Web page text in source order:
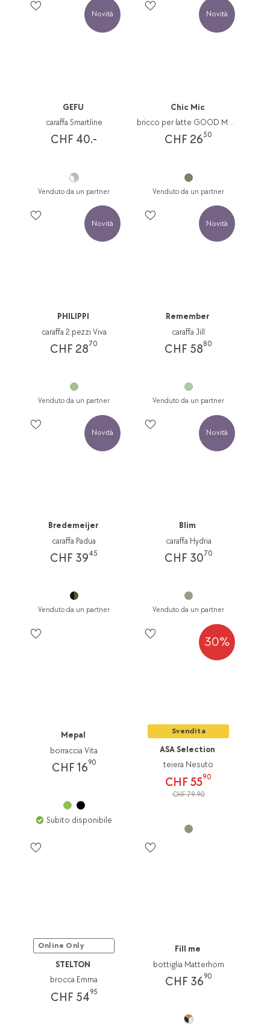
Novità
GEFU
caraffa Smartline
CHF 40.-
Venduto da un partner
Novità
Chic Mic
bricco per latte GOOD MOOD
CHF 2650
Venduto da un partner
Novità
PHILIPPI
caraffa 2 pezzi Viva
CHF 2870
Venduto da un partner
Novità
Remember
caraffa Jill
CHF 5880
Venduto da un partner
Novità
Bredemeijer
caraffa Padua
CHF 3945
Venduto da un partner
Novità
Blim
caraffa Hydria
CHF 3070
Venduto da un partner
Mepal
borraccia Vita
CHF 1690
Subito disponibile
30%
Svendita
ASA Selection
teiera Nesuto
CHF 5590
CHF 79.90
Online Only
STELTON
brocca Emma
CHF 5495
Fill me
bottiglia Matterhorn
CHF 3690